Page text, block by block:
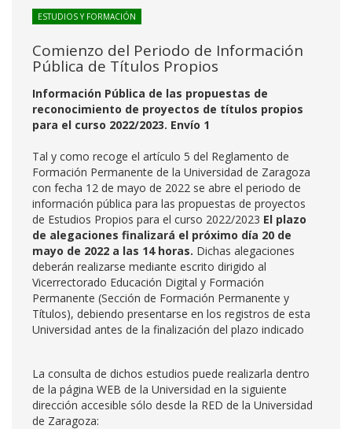
ESTUDIOS Y FORMACIÓN
Comienzo del Periodo de Información
Pública de Títulos Propios
Información Pública de las propuestas de
reconocimiento de proyectos de títulos propios
para el curso 2022/2023. Envío 1
Tal y como recoge el artículo 5 del Reglamento de
Formación Permanente de la Universidad de Zaragoza
con fecha 12 de mayo de 2022 se abre el periodo de
información pública para las propuestas de proyectos
de Estudios Propios para el curso 2022/2023 El plazo
de alegaciones finalizará el próximo día 20 de
mayo de 2022 a las 14 horas. Dichas alegaciones
deberán realizarse mediante escrito dirigido al
Vicerrectorado Educación Digital y Formación
Permanente (Sección de Formación Permanente y
Títulos), debiendo presentarse en los registros de esta
Universidad antes de la finalización del plazo indicado
La consulta de dichos estudios puede realizarla dentro
de la página WEB de la Universidad en la siguiente
dirección accesible sólo desde la RED de la Universidad
de Zaragoza: